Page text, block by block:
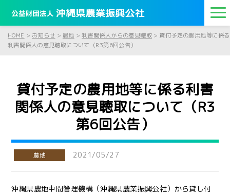
HOME > お知らせ > 農地 >利害関係人からの意見聴取 > 貸付予定の農用地等に係る
利害関係人の意見聴取について（R3第6回公告）
貸付予定の農用地等に係る利害
関係人の意見聴取について（R3
第6回公告）
農地 2021/05/27
沖縄県農地中間管理機構（沖縄県農業振興公社）から貸し付